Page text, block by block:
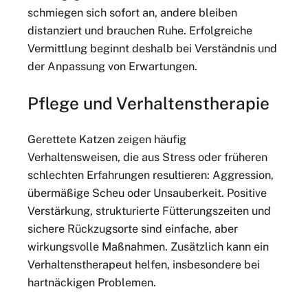
schmiegen sich sofort an, andere bleiben
distanziert und brauchen Ruhe. Erfolgreiche
Vermittlung beginnt deshalb bei Verständnis und
der Anpassung von Erwartungen.
Pflege und Verhaltenstherapie
Gerettete Katzen zeigen häufig
Verhaltensweisen, die aus Stress oder früheren
schlechten Erfahrungen resultieren: Aggression,
übermäßige Scheu oder Unsauberkeit. Positive
Verstärkung, strukturierte Fütterungszeiten und
sichere Rückzugsorte sind einfache, aber
wirkungsvolle Maßnahmen. Zusätzlich kann ein
Verhaltenstherapeut helfen, insbesondere bei
hartnäckigen Problemen.